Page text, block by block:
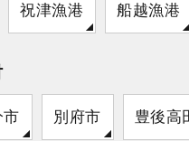
祝津漁港 船越漁港
市 別府市 豊後高